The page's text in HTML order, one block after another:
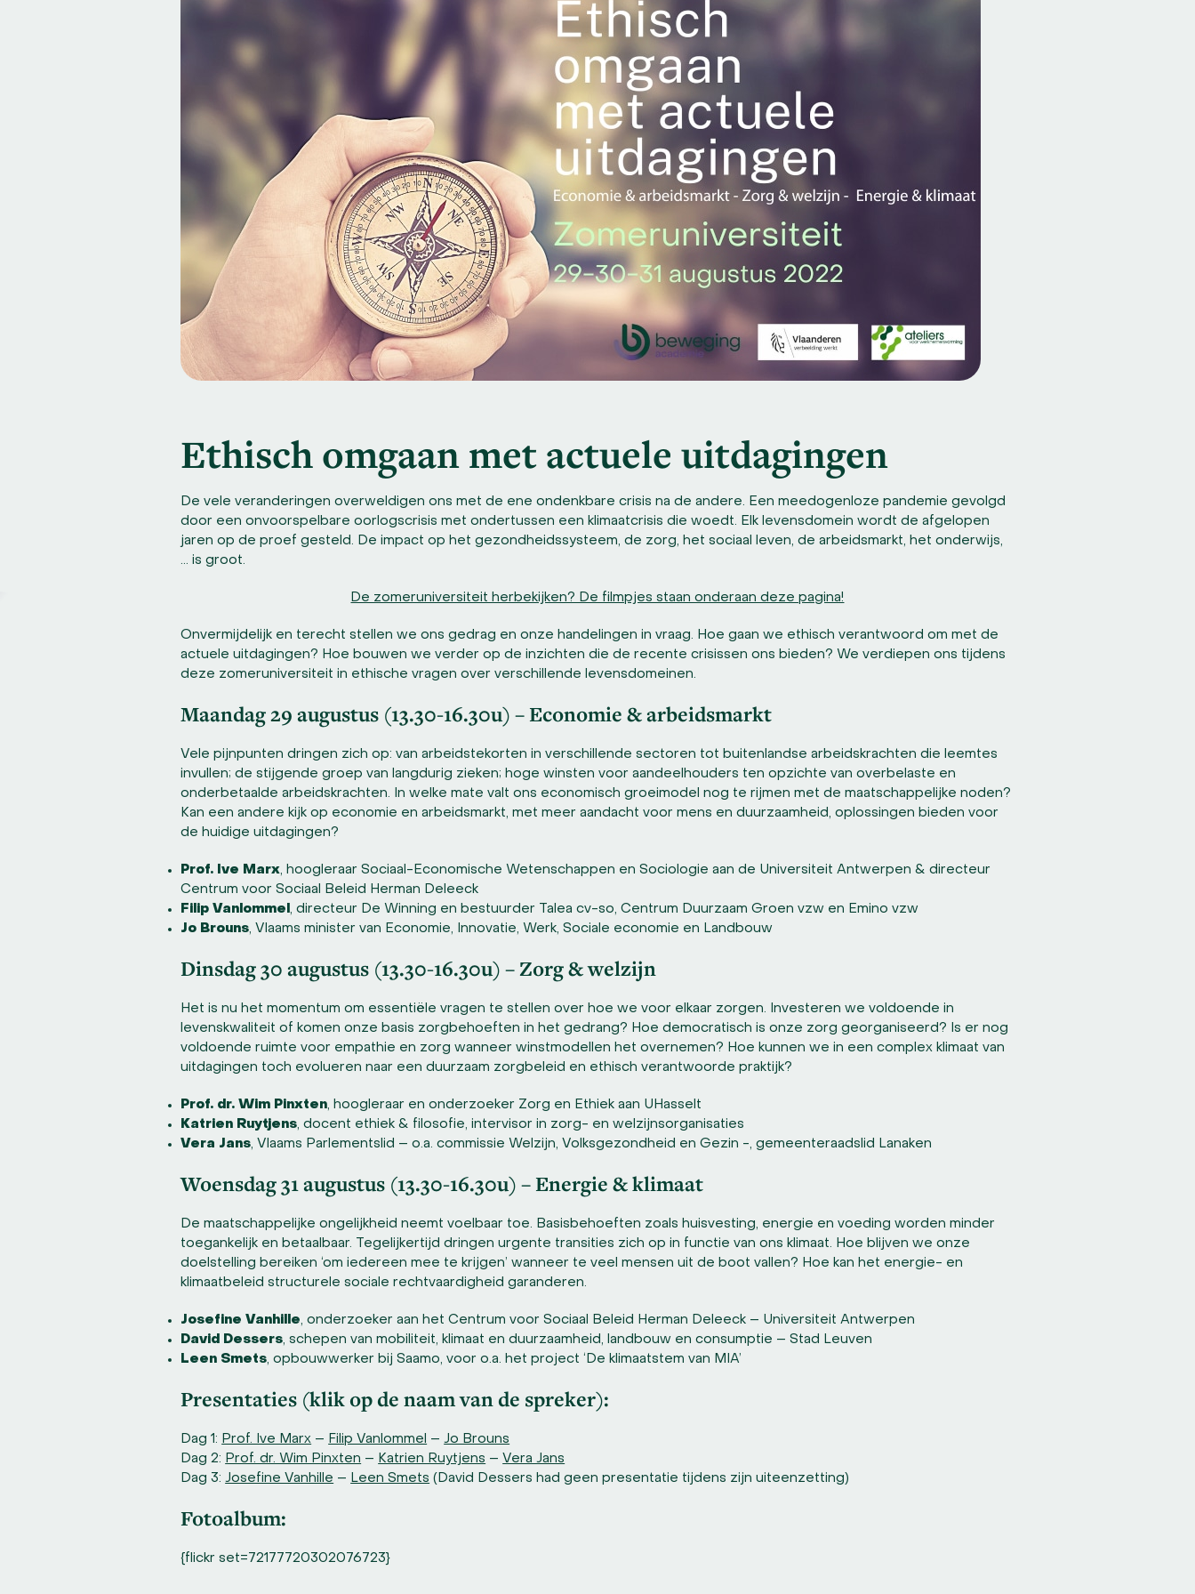
Ethisch omgaan met actuele uitdagingen
De vele veranderingen overweldigen ons met de ene ondenkbare crisis na de andere. Een meedogenloze pandemie gevolgd
door een onvoorspelbare oorlogscrisis met ondertussen een klimaatcrisis die woedt. Elk levensdomein wordt de afgelopen
jaren op de proef gesteld. De impact op het gezondheidssysteem, de zorg, het sociaal leven, de arbeidsmarkt, het onderwijs,
… is groot.
De zomeruniversiteit herbekijken? De filmpjes staan onderaan deze pagina!
Onvermijdelijk en terecht stellen we ons gedrag en onze handelingen in vraag. Hoe gaan we ethisch verantwoord om met de
actuele uitdagingen? Hoe bouwen we verder op de inzichten die de recente crisissen ons bieden? We verdiepen ons tijdens
deze zomeruniversiteit in ethische vragen over verschillende levensdomeinen.
Maandag 29 augustus (13.30-16.30u) – Economie & arbeidsmarkt
Vele pijnpunten dringen zich op: van arbeidstekorten in verschillende sectoren tot buitenlandse arbeidskrachten die leemtes
invullen; de stijgende groep van langdurig zieken; hoge winsten voor aandeelhouders ten opzichte van overbelaste en
onderbetaalde arbeidskrachten. In welke mate valt ons economisch groeimodel nog te rijmen met de maatschappelijke noden?
Kan een andere kijk op economie en arbeidsmarkt, met meer aandacht voor mens en duurzaamheid, oplossingen bieden voor
de huidige uitdagingen?
Prof. Ive Marx, hoogleraar Sociaal-Economische Wetenschappen en Sociologie aan de Universiteit Antwerpen & directeur
Centrum voor Sociaal Beleid Herman Deleeck
Filip Vanlommel, directeur De Winning en bestuurder Talea cv-so, Centrum Duurzaam Groen vzw en Emino vzw
Jo Brouns, Vlaams minister van Economie, Innovatie, Werk, Sociale economie en Landbouw
Dinsdag 30 augustus (13.30-16.30u) – Zorg & welzijn
Het is nu het momentum om essentiële vragen te stellen over hoe we voor elkaar zorgen. Investeren we voldoende in
levenskwaliteit of komen onze basis zorgbehoeften in het gedrang? Hoe democratisch is onze zorg georganiseerd? Is er nog
voldoende ruimte voor empathie en zorg wanneer winstmodellen het overnemen? Hoe kunnen we in een complex klimaat van
uitdagingen toch evolueren naar een duurzaam zorgbeleid en ethisch verantwoorde praktijk?
Prof. dr. Wim Pinxten, hoogleraar en onderzoeker Zorg en Ethiek aan UHasselt
Katrien Ruytjens, docent ethiek & filosofie, intervisor in zorg- en welzijnsorganisaties
Vera Jans, Vlaams Parlementslid – o.a. commissie Welzijn, Volksgezondheid en Gezin -, gemeenteraadslid Lanaken
Woensdag 31 augustus (13.30-16.30u) – Energie & klimaat
De maatschappelijke ongelijkheid neemt voelbaar toe. Basisbehoeften zoals huisvesting, energie en voeding worden minder
toegankelijk en betaalbaar. Tegelijkertijd dringen urgente transities zich op in functie van ons klimaat. Hoe blijven we onze
doelstelling bereiken ‘om iedereen mee te krijgen’ wanneer te veel mensen uit de boot vallen? Hoe kan het energie- en
klimaatbeleid structurele sociale rechtvaardigheid garanderen.
Josefine Vanhille, onderzoeker aan het Centrum voor Sociaal Beleid Herman Deleeck – Universiteit Antwerpen
David Dessers, schepen van mobiliteit, klimaat en duurzaamheid, landbouw en consumptie – Stad Leuven
Leen Smets, opbouwwerker bij Saamo, voor o.a. het project ‘De klimaatstem van MIA’
Presentaties (klik op de naam van de spreker):
Dag 1: Prof. Ive Marx – Filip Vanlommel –Jo Brouns
Dag 2: Prof. dr. Wim Pinxten – Katrien Ruytjens – Vera Jans
Dag 3:Josefine Vanhille – Leen Smets (David Dessers had geen presentatie tijdens zijn uiteenzetting)
Fotoalbum:
{flickr set=72177720302076723}